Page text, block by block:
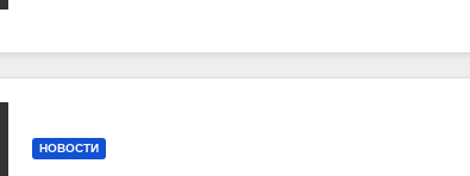
НОВОСТИ